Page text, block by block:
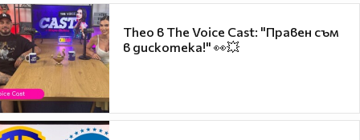
Theo в The Voice Cast: "Правен съм
в дискотека!" 👀💥